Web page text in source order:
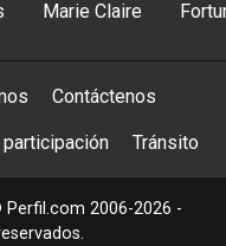
Marie Claire
Contáctenos
participación Tránsito
Perfil.com 2006-2026 -